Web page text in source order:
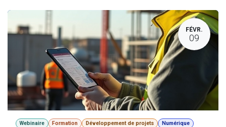
FÉVR.
09
Webinaire Formation Développement de projets Numérique